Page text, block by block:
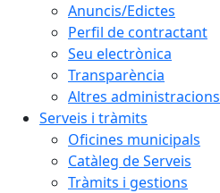
Anuncis/Edictes
Perfil de contractant
Seu electrònica
Transparència
Altres administracions
Serveis i tràmits
Oficines municipals
Catàleg de Serveis
Tràmits i gestions